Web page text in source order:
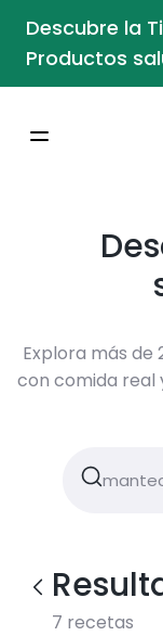
Descubre la
Productos
Explora más de
con comida real
7 recetas